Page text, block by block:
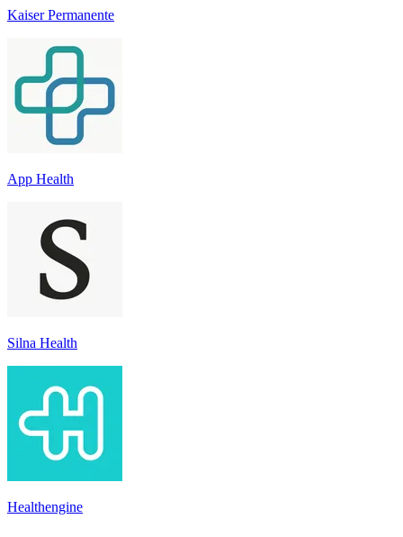
Kaiser Permanente
App Health
Silna Health
Healthengine